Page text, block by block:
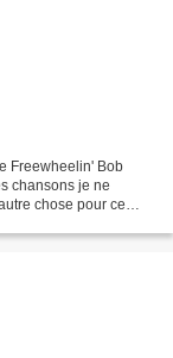
Freewheelin' Bob
chansons je ne
chose pour ce